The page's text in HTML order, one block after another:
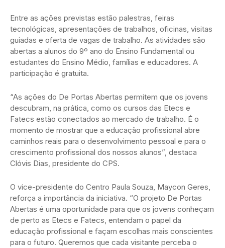
Entre as ações previstas estão palestras, feiras
tecnológicas, apresentações de trabalhos, oficinas, visitas
guiadas e oferta de vagas de trabalho. As atividades são
abertas a alunos do 9º ano do Ensino Fundamental ou
estudantes do Ensino Médio, famílias e educadores. A
participação é gratuita.
“As ações do De Portas Abertas permitem que os jovens
descubram, na prática, como os cursos das Etecs e
Fatecs estão conectados ao mercado de trabalho. É o
momento de mostrar que a educação profissional abre
caminhos reais para o desenvolvimento pessoal e para o
crescimento profissional dos nossos alunos”, destaca
Clóvis Dias, presidente do CPS.
O vice-presidente do Centro Paula Souza, Maycon Geres,
reforça a importância da iniciativa. “O projeto De Portas
Abertas é uma oportunidade para que os jovens conheçam
de perto as Etecs e Fatecs, entendam o papel da
educação profissional e façam escolhas mais conscientes
para o futuro. Queremos que cada visitante perceba o